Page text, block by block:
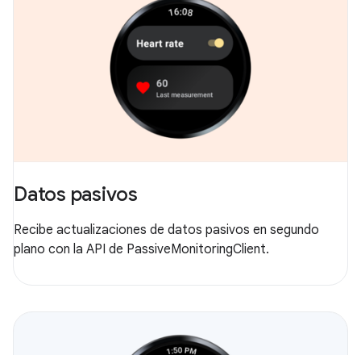
Datos pasivos
Recibe actualizaciones de datos pasivos en segundo
plano con la API de PassiveMonitoringClient.